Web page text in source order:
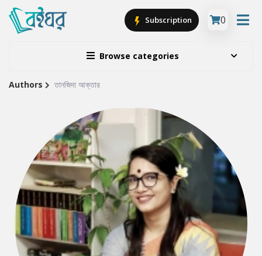
Browse categories
Subscription 0
Site
Breadcrumb
Authors তানজিদা আক্তার